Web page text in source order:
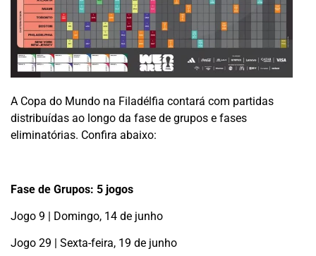
A Copa do Mundo na Filadélfia contará com partidas
distribuídas ao longo da fase de grupos e fases
eliminatórias. Confira abaixo:
Fase de Grupos: 5 jogos
Jogo 9 | Domingo, 14 de junho
Jogo 29 | Sexta-feira, 19 de junho